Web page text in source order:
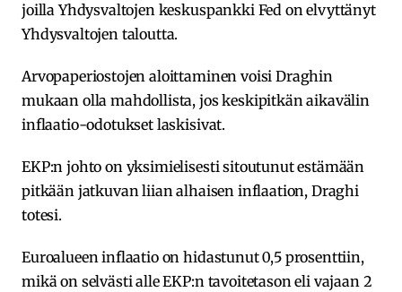
joilla Yhdysvaltojen keskuspankki Fed on elvyttänyt
Yhdysvaltojen taloutta.
Arvopaperiostojen aloittaminen voisi Draghin
mukaan olla mahdollista, jos keskipitkän aikavälin
inflaatio-odotukset laskisivat.
EKP:n johto on yksimielisesti sitoutunut estämään
pitkään jatkuvan liian alhaisen inflaation, Draghi
totesi.
Euroalueen inflaatio on hidastunut 0,5 prosenttiin,
mikä on selvästi alle EKP:n tavoitetason eli vajaan 2